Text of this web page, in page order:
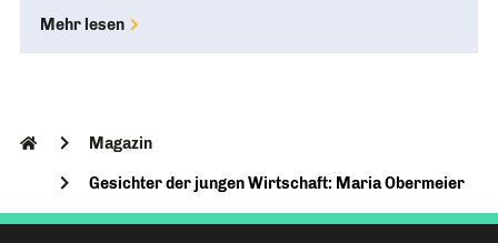
Mehr lesen
Magazin
Gesichter der jungen Wirtschaft: Maria Obermeier